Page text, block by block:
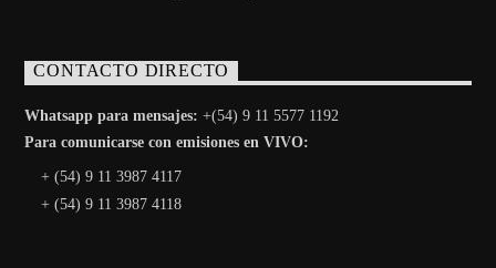
CONTACTO DIRECTO
Whatsapp para mensajes: +(54) 9 11 5577 1192
Para comunicarse con emisiones en VIVO:
+ (54) 9 11 3987 4117
+ (54) 9 11 3987 4118